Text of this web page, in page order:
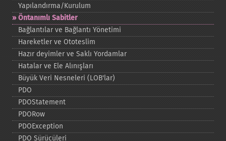
Yapılandırma/Kurulum
Öntanımlı Sabitler
Bağlantılar ve Bağlantı Yönetimi
Hareketler ve Ototeslim
Hazır deyimler ve Saklı Yordamlar
Hatalar ve Ele Alınışları
Büyük Veri Nesneleri (LOB'lar)
PDO
PDOStatement
PDORow
PDOException
PDO Sürücüleri